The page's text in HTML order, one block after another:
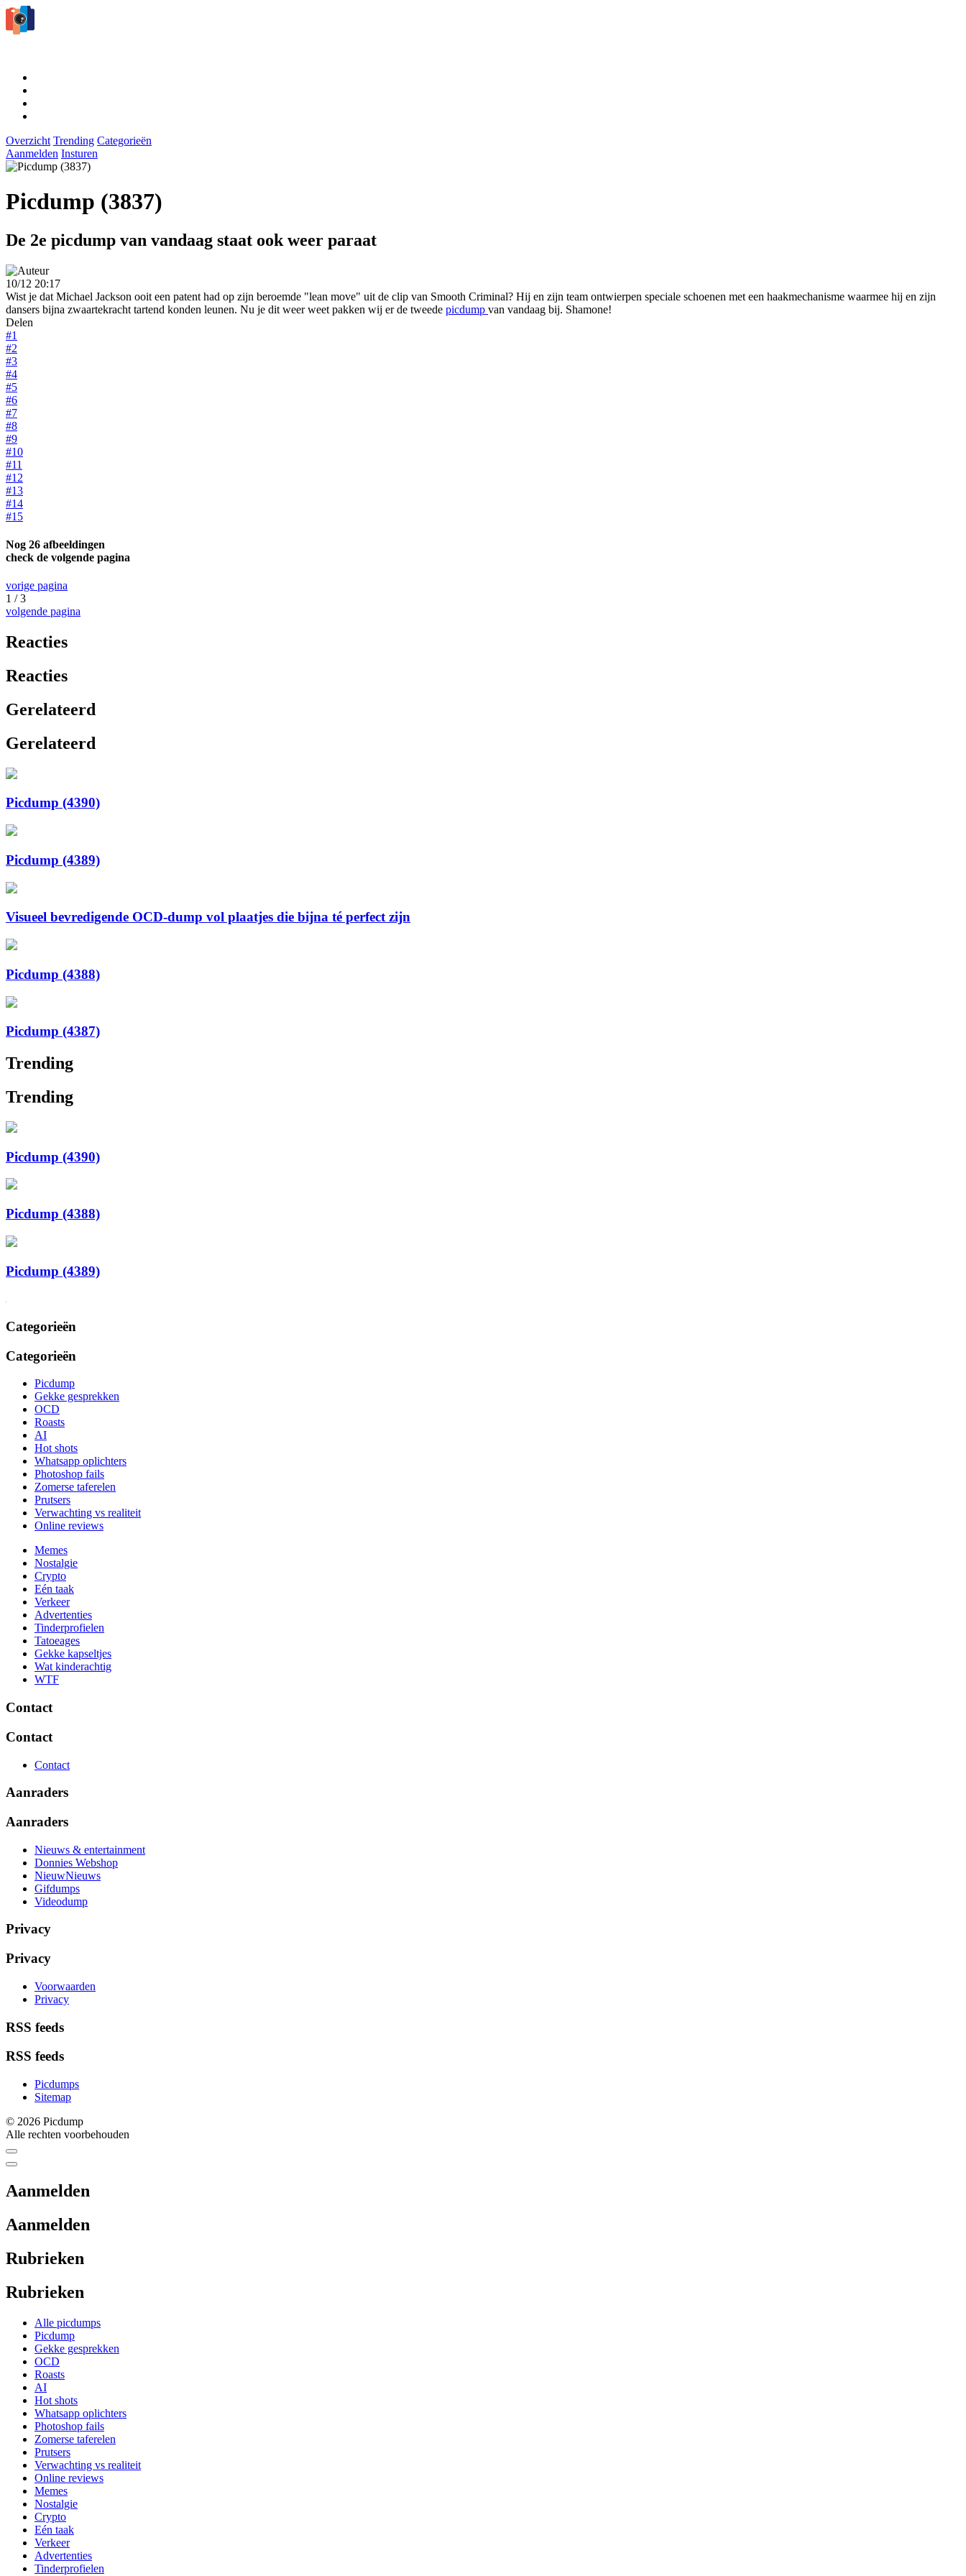
Overzicht Trending Categorieën
Aanmelden Insturen
Picdump (3837)
De 2e picdump van vandaag staat ook weer paraat
10/12 20:17
Wist je dat Michael Jackson ooit een patent had op zijn beroemde "lean move" uit de clip van Smooth Criminal? Hij en zijn team ontwierpen speciale schoenen met een haakmechanisme waarmee hij en zijn
dansers bijna zwaartekracht tartend konden leunen. Nu je dit weer weet pakken wij er de tweede picdump van vandaag bij. Shamone!
Delen
#1
#2
#3
#4
#5
#6
#7
#8
#9
#10
#11
#12
#13
#14
#15
Nog 26 afbeeldingen
check de volgende pagina
vorige pagina
1 / 3
volgende pagina
Reacties
Reacties
Gerelateerd
Gerelateerd
Picdump (4390)
Picdump (4389)
Visueel bevredigende OCD-dump vol plaatjes die bijna té perfect zijn
Picdump (4388)
Picdump (4387)
Trending
Trending
Picdump (4390)
Picdump (4388)
Picdump (4389)
Categorieën
Categorieën
Picdump
Gekke gesprekken
OCD
Roasts
AI
Hot shots
Whatsapp oplichters
Photoshop fails
Zomerse taferelen
Prutsers
Verwachting vs realiteit
Online reviews
Memes
Nostalgie
Crypto
Eén taak
Verkeer
Advertenties
Tinderprofielen
Tatoeages
Gekke kapseltjes
Wat kinderachtig
WTF
Contact
Contact
Contact
Aanraders
Aanraders
Nieuws & entertainment
Donnies Webshop
NieuwNieuws
Gifdumps
Videodump
Privacy
Privacy
Voorwaarden
Privacy
RSS feeds
RSS feeds
Picdumps
Sitemap
© 2026 Picdump
Alle rechten voorbehouden
Aanmelden
Aanmelden
Rubrieken
Rubrieken
Alle picdumps
Picdump
Gekke gesprekken
OCD
Roasts
AI
Hot shots
Whatsapp oplichters
Photoshop fails
Zomerse taferelen
Prutsers
Verwachting vs realiteit
Online reviews
Memes
Nostalgie
Crypto
Eén taak
Verkeer
Advertenties
Tinderprofielen